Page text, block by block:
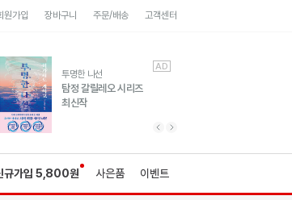
원가입 장바구니 주문/배송 고객센터
모 수족관 독하게 돈 공부
유럽 도시 기행3
풍성한 서사와 인문학적
통찰!
AD
투명한 나선
탐정 갈릴레오 시리즈
최신작
AD
규가입 5,800원 사은품 이벤트